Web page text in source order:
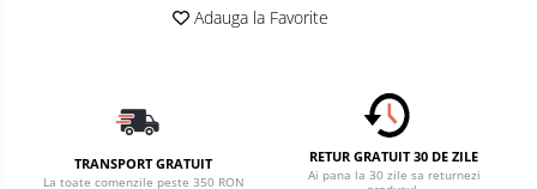
Adauga la Favorite
TRANSPORT GRATUIT
La toate comenzile peste 350 RON
RETUR GRATUIT 30 DE ZILE
Ai pana la 30 zile sa returnezi